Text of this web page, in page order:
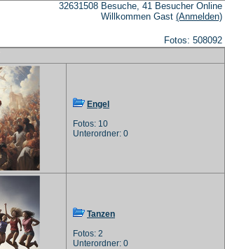
32631508 Besuche, 41 Besucher Online
Willkommen Gast (Anmelden)
Fotos: 508092
Engel
Fotos: 10
Unterordner: 0
Tanzen
Fotos: 2
Unterordner: 0